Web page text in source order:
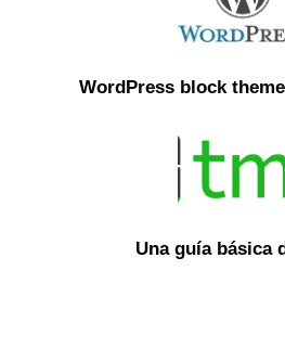
WordPress block
Una guía básica